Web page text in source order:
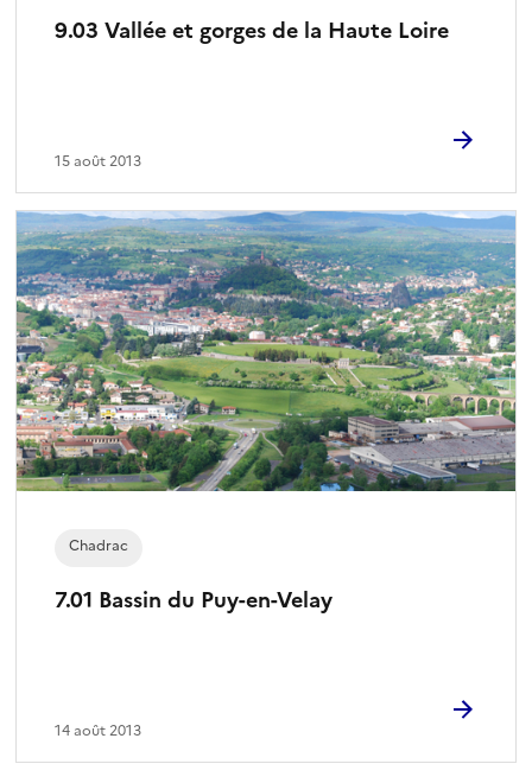
9.03 Vallée et gorges de la Haute Loire
15 août 2013
7.01 Bassin du Puy-en-Velay
Chadrac
14 août 2013